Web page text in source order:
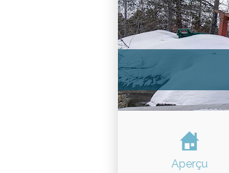
S
Aperçu